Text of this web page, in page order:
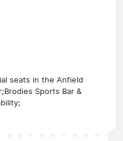
seats in the Anfield
Sports Bar &